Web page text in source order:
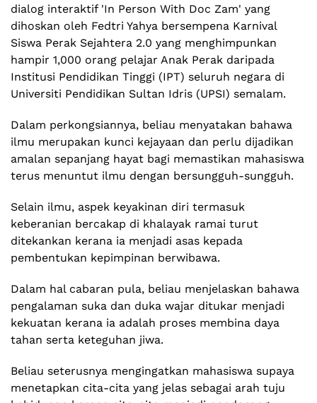
dialog interaktif 'In Person With Doc Zam' yang
dihoskan oleh Fedtri Yahya bersempena Karnival
Siswa Perak Sejahtera 2.0 yang menghimpunkan
hampir 1,000 orang pelajar Anak Perak daripada
Institusi Pendidikan Tinggi (IPT) seluruh negara di
Universiti Pendidikan Sultan Idris (UPSI) semalam.
Dalam perkongsiannya, beliau menyatakan bahawa
ilmu merupakan kunci kejayaan dan perlu dijadikan
amalan sepanjang hayat bagi memastikan mahasiswa
terus menuntut ilmu dengan bersungguh-sungguh.
Selain ilmu, aspek keyakinan diri termasuk
keberanian bercakap di khalayak ramai turut
ditekankan kerana ia menjadi asas kepada
pembentukan kepimpinan berwibawa.
Dalam hal cabaran pula, beliau menjelaskan bahawa
pengalaman suka dan duka wajar ditukar menjadi
kekuatan kerana ia adalah proses membina daya
tahan serta keteguhan jiwa.
Beliau seterusnya mengingatkan mahasiswa supaya
menetapkan cita-cita yang jelas sebagai arah tuju